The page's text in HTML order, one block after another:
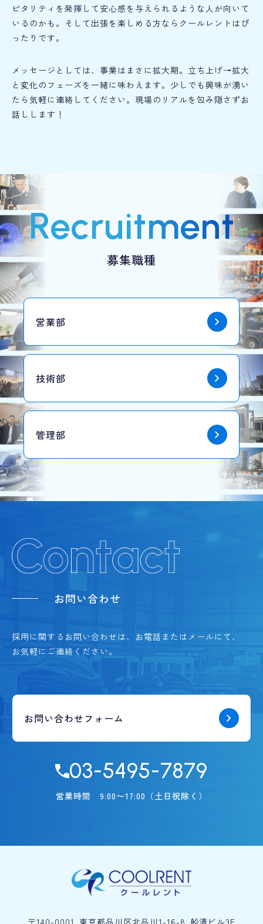
ピタリティを発揮して安心感を与えられるような人が向いて
いるのかも。そして出張を楽しめる方ならクールレントはぴ
ったりです。
メッセージとしては、事業はまさに拡大期。立ち上げ→拡大
と変化のフェーズを一緒に味わえます。少しでも興味が湧い
たら気軽に連絡してください。現場のリアルを包み隠さずお
話しします！
Recruitment
募集職種
営業部
技術部
管理部
お問い合わせ
採用に関するお問い合わせは、お電話またはメールにて、
お気軽にご連絡ください。
お問い合わせフォーム
03-5495-7879
営業時間 9:00〜17:00（土日祝除く）